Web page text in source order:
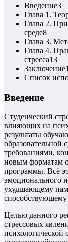
Введение3
Глава 1.
Глава 2.
среде8
Глава 3.
Глава 4.
стресса13
Заключение
Список
Введение
Студенческий
влияющих на
результаты
образовательной
требованиями,
новым форматам
программы. Всё
эмоционального
ухудшающему
Целью данного
стрессовых
психологической